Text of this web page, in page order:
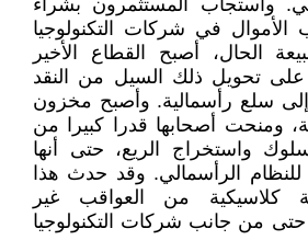
واستجاب المستثمرون بشراء
في شركات التكنولوجيا
الحال، أصبح القطاع الأخير
على تحويل ذلك السيل من النقد
إلى سلع رأسمالية. وأصبح مخزون
ومنحت أصحابها قدرا كبيرا من
واستخراج الريع، حتى أنها
للنظام الرأسمالي. وقد حدث هذا
كلاسيكية من العواقب غير
من جانب شركات التكنولوجيا